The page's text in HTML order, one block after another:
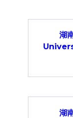
湖
湖